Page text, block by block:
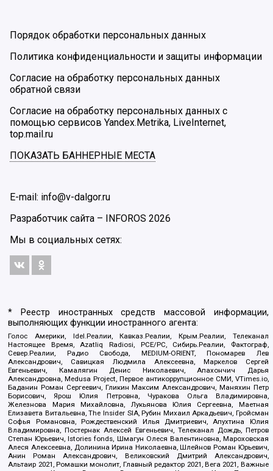
Порядок обработки персональных данных
Политика конфиденциальности и защиты информации
Согласие на обработку персональных данных
обратной связи
Согласие на обработку персональных данных с
помощью сервисов Yandex.Metrika, LiveInternet,
top.mail.ru
ПОКАЗАТЬ БАННЕРНЫЕ МЕСТА
E-mail: info@v-dalgor.ru
Разработчик сайта – INFOROS 2026
Мы в социальных сетях:
* Реестр иностранных средств массовой информации,
выполняющих функции иностранного агента:
Голос Америки, Idel.Реалии, Кавказ.Реалии, Крым.Реалии, Телеканал
Настоящее Время, Azatliq Radiosi, PCE/PC, Сибирь.Реалии, Фактограф,
Север.Реалии, Радио Свобода, MEDIUM-ORIENT, Пономарев Лев
Александрович, Савицкая Людмила Алексеевна, Маркелов Сергей
Евгеньевич, Камалягин Денис Николаевич, Апахончич Дарья
Александровна, Medusa Project, Первое антикоррупционное СМИ, VTimes.io,
Баданин Роман Сергеевич, Гликин Максим Александрович, Маняхин Петр
Борисович, Ярош Юлия Петровна, Чуракова Ольга Владимировна,
Железнова Мария Михайловна, Лукьянова Юлия Сергеевна, Маетная
Елизавета Витальевна, The Insider SIA, Рубин Михаил Аркадьевич, Гройсман
Софья Романовна, Рождественский Илья Дмитриевич, Апухтина Юлия
Владимировна, Постернак Алексей Евгеньевич, Телеканал Дождь, Петров
Степан Юрьевич, Istories fonds, Шмагун Олеся Валентиновна, Мароховская
Алеся Алексеевна, Долинина Ирина Николаевна, Шлейнов Роман Юрьевич,
Анин Роман Александрович, Великовский Дмитрий Александрович,
Альтаир 2021, Ромашки монолит, Главный редактор 2021, Вега 2021, Важные